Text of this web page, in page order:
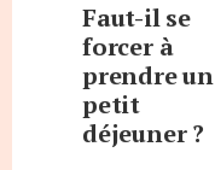
Faut-il se
forcer à
prendre un
petit
déjeuner ?